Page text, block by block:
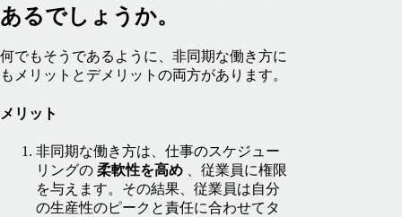
あるでしょうか。
何でもそうであるように、非同期な働き方に
もメリットとデメリットの両方があります。
メリット
非同期な働き方は、仕事のスケジュー
リングの 柔軟性を高め 、従業員に権限
を与えます。その結果、従業員は自分
の生産性のピークと責任に合わせてタ